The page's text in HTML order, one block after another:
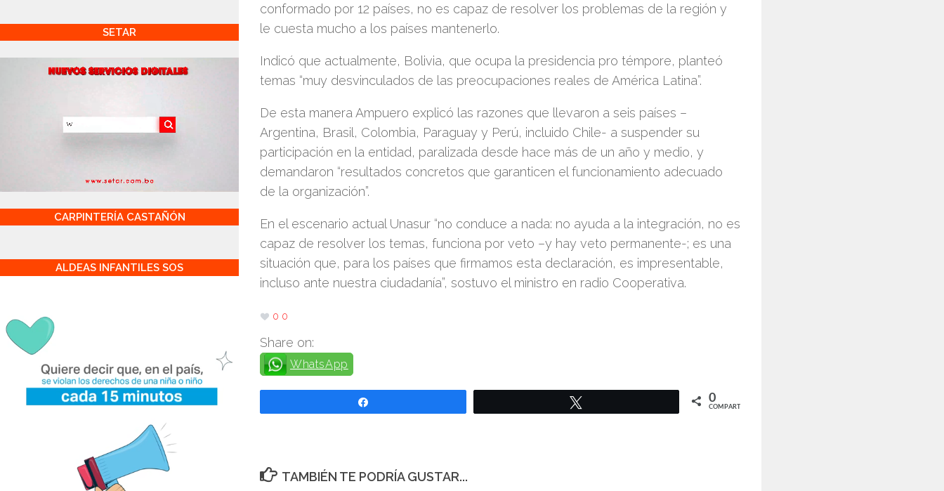
conformado por 12 países, no es capaz de resolver los problemas de la región y
le cuesta mucho a los países mantenerlo.
Indicó que actualmente, Bolivia, que ocupa la presidencia pro témpore, planteó
temas “muy desvinculados de las preocupaciones reales de América Latina”.
De esta manera Ampuero explicó las razones que llevaron a seis países –
Argentina, Brasil, Colombia, Paraguay y Perú, incluido Chile- a suspender su
participación en la entidad, paralizada desde hace más de un año y medio, y
demandaron “resultados concretos que garanticen el funcionamiento adecuado
de la organización”.
En el escenario actual Unasur “no conduce a nada: no ayuda a la integración, no es
capaz de resolver los temas, funciona por veto –y hay veto permanente-; es una
situación que, para los países que firmamos esta declaración, es impresentable,
incluso ante nuestra ciudadanía”, sostuvo el ministro en radio Cooperativa.
0 0
Share on:
WhatsApp
0
COMPARTIR
TAMBIÉN TE PODRÍA GUSTAR...
SETAR
CARPINTERÍA CASTAÑÓN
ALDEAS INFANTILES SOS